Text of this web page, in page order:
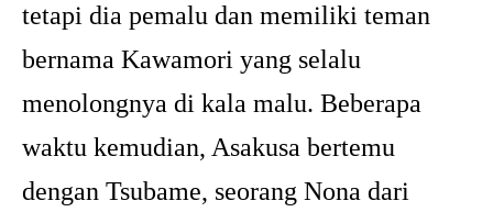
tetapi dia pemalu dan memiliki teman
bernama Kawamori yang selalu
menolongnya di kala malu. Beberapa
waktu kemudian, Asakusa bertemu
dengan Tsubame, seorang Nona dari